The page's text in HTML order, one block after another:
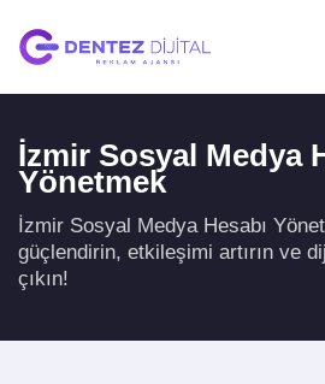
İzmir Sosyal Medya
Yönetmek
İzmir Sosyal Medya Hesabı
güçlendirin, etkileşimi artırın ve
çıkın!